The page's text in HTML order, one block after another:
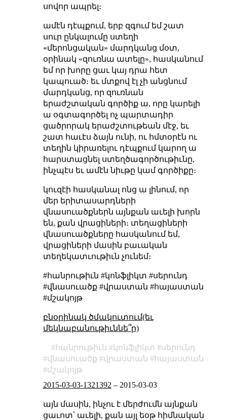
սովոր ապրել։
ամէն դէպքում, երբ զգում եմ շատ
սուր ընկալումը ստեղի
«մերոնցական» մարդկանց մօտ,
օրինակ «զուռնա ատելը», հասկանում
եմ որ խորը ցաւ կայ դրա հետ
կապուած։ եւ մտքով էլ չի անցնում
մարդկանց, որ զուռնան
երաժշտական գործիք ա, որը կարելի
ա օգտագործել ոչ պարտադիր
ցածրորակ երաժշտութեան մէջ, եւ
շատ հաւէս ձայն ունի, ու հմտօրէն ու
տեղին կիրառելու դէպքում կարող ա
հարստացնել ստեղծագործութիւնը,
ինչպէս եւ ամէն նիւթը կամ գործիքը։
կուզէի հասկանալ ոնց ա լինում, որ
մեր երիտասարդների
վնասուածքներն այնքան աւելի խորն
են, քան վրացիների։ տեղացիների
վնասուածքները հասկանում եմ,
վրացիների մասին բաւական
տեղեկատւութիւն չունեմ։
#հանրութիւն #կոնֆլիկտ #սերունդ
#վնասուածք #վրաստան #հայաստան
#մշակոյթ
բնօրինակ ծմակուտում(եւ
մեկնաբանութիւննե՞ր)
հանրութիւն կոնֆլիկտ
սերունդ
վնասուածք
վրաստան
հայաստան
մշակոյթ
2015-03-03-1321392 – 2015-03-03
այն մասին, ինչու է մերժումն այնքան
ցաւոտ՝ աւելի, քան այլ եօթ հիմնական